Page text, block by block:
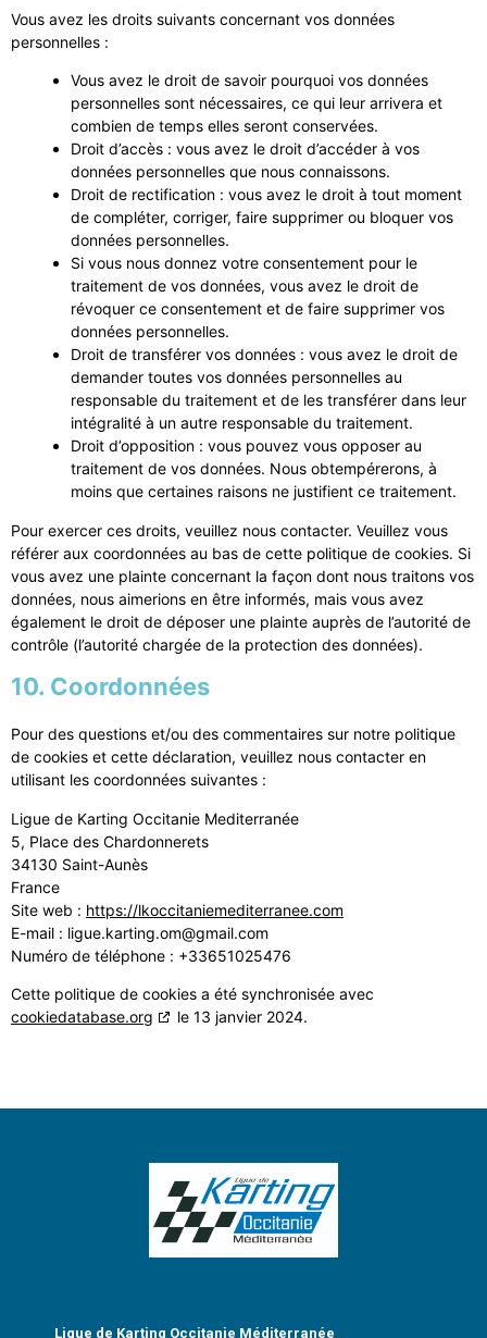
Vous avez les droits suivants concernant vos données
personnelles :
Vous avez le droit de savoir pourquoi vos données
personnelles sont nécessaires, ce qui leur arrivera et
combien de temps elles seront conservées.
Droit d’accès : vous avez le droit d’accéder à vos
données personnelles que nous connaissons.
Droit de rectification : vous avez le droit à tout moment
de compléter, corriger, faire supprimer ou bloquer vos
données personnelles.
Si vous nous donnez votre consentement pour le
traitement de vos données, vous avez le droit de
révoquer ce consentement et de faire supprimer vos
données personnelles.
Droit de transférer vos données : vous avez le droit de
demander toutes vos données personnelles au
responsable du traitement et de les transférer dans leur
intégralité à un autre responsable du traitement.
Droit d’opposition : vous pouvez vous opposer au
traitement de vos données. Nous obtempérerons, à
moins que certaines raisons ne justifient ce traitement.
Pour exercer ces droits, veuillez nous contacter. Veuillez vous
référer aux coordonnées au bas de cette politique de cookies. Si
vous avez une plainte concernant la façon dont nous traitons vos
données, nous aimerions en être informés, mais vous avez
également le droit de déposer une plainte auprès de l’autorité de
contrôle (l’autorité chargée de la protection des données).
10. Coordonnées
Pour des questions et/ou des commentaires sur notre politique
de cookies et cette déclaration, veuillez nous contacter en
utilisant les coordonnées suivantes :
Ligue de Karting Occitanie Mediterranée
5, Place des Chardonnerets
34130 Saint-Aunès
France
Site web : https://lkoccitaniemediterranee.com
E-mail : ligue.karting.om@gmail.com
Numéro de téléphone : +33651025476
Cette politique de cookies a été synchronisée avec
cookiedatabase.org
le 13 janvier 2024.
Ligue de Karting Occitanie Méditerranée